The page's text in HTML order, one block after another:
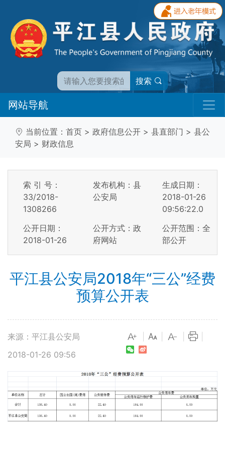
搜索
网站导航
当前位置： 首页 > 政府信息公开 > 县直部门 > 县公
安局 > 财政信息
索 引 号：
33/2018-
1308266
发布机构：县
公安局
生成日期：
2018-01-26
09:56:22.0
公开日期：
2018-01-26
公开方式：政
府网站
公开范围：全
部公开
平江县公安局2018年“三公”经费
预算公开表
来源：平江县公安局
2018-01-26 09:56